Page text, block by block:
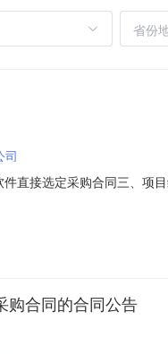
省份
司
直接选定采购合同三、项
要信息主要标的名称：
购合同的合同公告